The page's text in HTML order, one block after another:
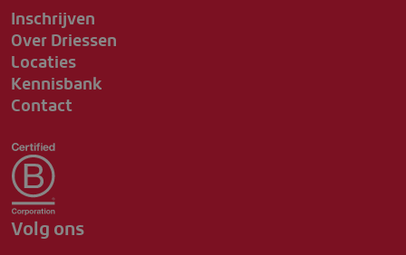
Inschrijven
Over Driessen
Locaties
Kennisbank
Contact
Volg ons